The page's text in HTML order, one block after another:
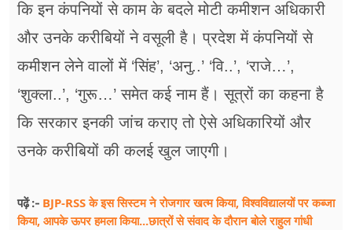
कि इन कंपनियों से काम के बदले मोटी कमीशन अधिकारी
और उनके करीबियों ने वसूली है। प्रदेश में कंपनियों से
कमीशन लेने वालों में ‘सिंह’, ‘अनु..’ ‘वि..’, ‘राजे…’,
‘शुक्ला..’, ‘गुरू…’ समेत कई नाम हैं। सूत्रों का कहना है
कि सरकार इनकी जांच कराए तो ऐसे अधिकारियों और
उनके करीबियों की कलई खुल जाएगी।
पढ़ें :- BJP-RSS के इस सिस्टम ने रोजगार खत्म किया, विश्वविद्यालयों पर कब्जा
किया, आपके ऊपर हमला किया...छात्रों से संवाद के दौरान बोले राहुल गांधी